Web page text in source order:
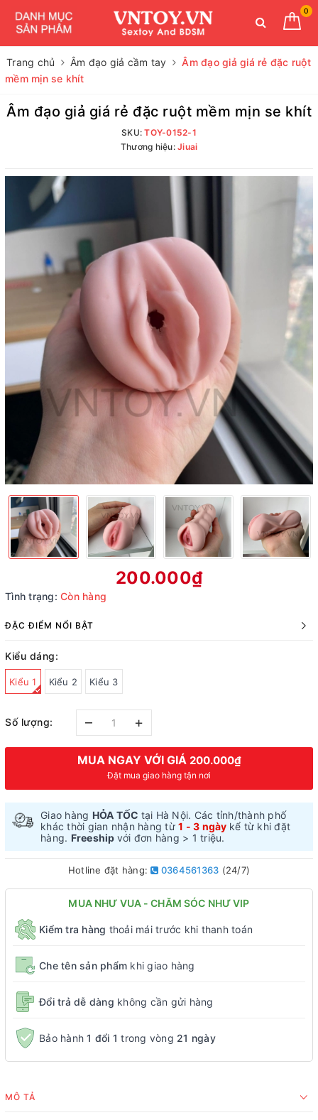
0
Trang chủ Âm đạo giả cầm tay
Âm đạo giả giá rẻ đặc ruột
mềm mịn se khít
Âm đạo giả giá rẻ đặc ruột mềm mịn se khít
SKU:TOY-0152-1
Thương hiệu: Jiuai
200.000₫
Tình trạng: Còn hàng
ĐẶC ĐIỂM NỔI BẬT
Kiểu dáng:
Kiểu 1 Kiểu 2 Kiểu 3
Số lượng: – +
MUA NGAY VỚI GIÁ 200.000₫
Đặt mua giao hàng tận nơi
Giao hàng HỎA TỐC tại Hà Nội. Các tỉnh/thành phố
khác thời gian nhận hàng từ 1 - 3 ngày kể từ khi đặt
hàng. Freeship với đơn hàng > 1 triệu.
Hotline đặt hàng: 0364561363 (24/7)
MUA NHƯ VUA - CHĂM SÓC NHƯ VIP
Kiểm tra hàng thoải mái trước khi thanh toán
Che tên sản phẩm khi giao hàng
Đổi trả dễ dàng không cần gửi hàng
Bảo hành1 đổi 1 trong vòng 21 ngày
MÔ TẢ